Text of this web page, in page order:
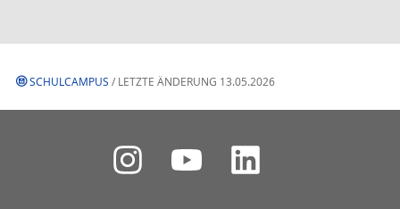
SCHULCAMPUS / LETZTE ÄNDERUNG 13.05.2026